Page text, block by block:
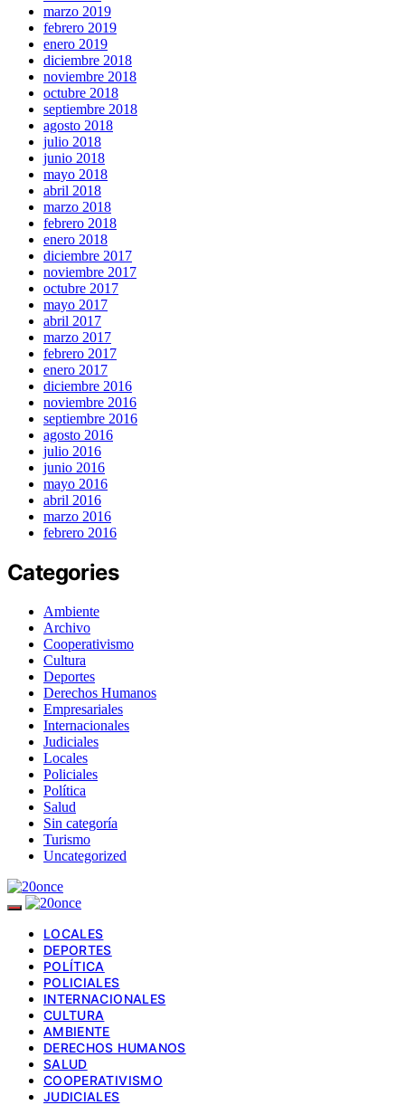
marzo 2019
febrero 2019
enero 2019
diciembre 2018
noviembre 2018
octubre 2018
septiembre 2018
agosto 2018
julio 2018
junio 2018
mayo 2018
abril 2018
marzo 2018
febrero 2018
enero 2018
diciembre 2017
noviembre 2017
octubre 2017
mayo 2017
abril 2017
marzo 2017
febrero 2017
enero 2017
diciembre 2016
noviembre 2016
septiembre 2016
agosto 2016
julio 2016
junio 2016
mayo 2016
abril 2016
marzo 2016
febrero 2016
Categories
Ambiente
Archivo
Cooperativismo
Cultura
Deportes
Derechos Humanos
Empresariales
Internacionales
Judiciales
Locales
Policiales
Política
Salud
Sin categoría
Turismo
Uncategorized
LOCALES
DEPORTES
POLÍTICA
POLICIALES
INTERNACIONALES
CULTURA
AMBIENTE
DERECHOS HUMANOS
SALUD
COOPERATIVISMO
JUDICIALES